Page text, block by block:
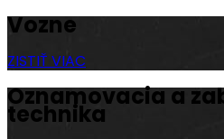
Vozne
ZISTIŤ VIAC
Oznamovacia a
technika